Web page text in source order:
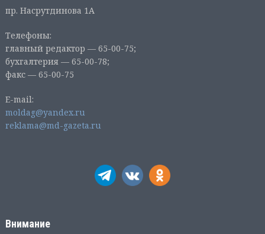
пр. Насрутдинова 1А
Телефоны:
главный редактор — 65-00-75;
бухгалтерия — 65-00-78;
факс — 65-00-75
E-mail:
moldag@yandex.ru
reklama@md-gazeta.ru
Внимание